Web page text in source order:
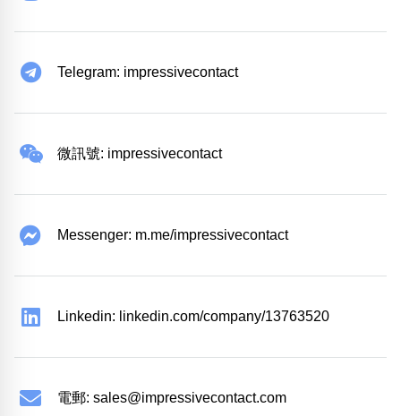
Telegram: impressivecontact
微訊號: impressivecontact
Messenger: m.me/impressivecontact
Linkedin: linkedin.com/company/13763520
電郵: sales@impressivecontact.com